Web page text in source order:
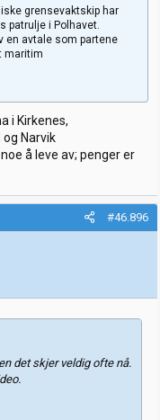
grensevaktskip har
patrulje i Polhavet.
en avtale som partene
maritim
i Kirkenes,
Narvik
å leve av; penger er
#46.896
det skjer veldig ofte nå.